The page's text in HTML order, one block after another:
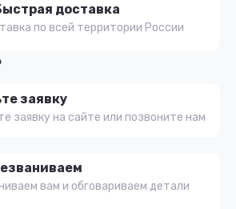
доставка
по всей территории России
заявку
заявку на сайте или позвоните нам
вам и обговариваем детали